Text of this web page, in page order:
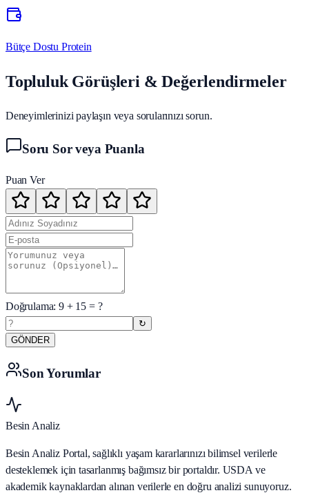
Bütçe Dostu Protein
Topluluk Görüşleri & Değerlendirmeler
Deneyimlerinizi paylaşın veya sorularınızı sorun.
Soru Sor veya Puanla
Puan Ver
Doğrulama:9+ 15 = ?
↻
GÖNDER
Son Yorumlar
Besin Analiz
Besin Analiz Portal, sağlıklı yaşam kararlarınızı bilimsel verilerle
desteklemek için tasarlanmış bağımsız bir portaldır. USDA ve
akademik kaynaklardan alınan verilerle en doğru analizi sunuyoruz.